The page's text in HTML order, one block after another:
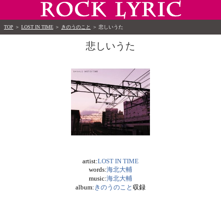
TOP ＞ LOST IN TIME ＞ きのうのこと ＞ 悲しいうた
悲しいうた
artist:LOST IN TIME
words:海北大輔
music:海北大輔
album: きのうのこと 収録